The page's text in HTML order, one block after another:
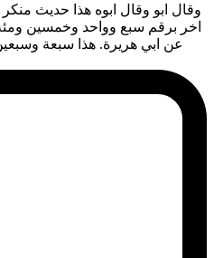
وقال ابو وقال ابوه هذا حديث
اخر برقم سبع وواحد وخمسين
عن ابي هريرة. هذا سبعة